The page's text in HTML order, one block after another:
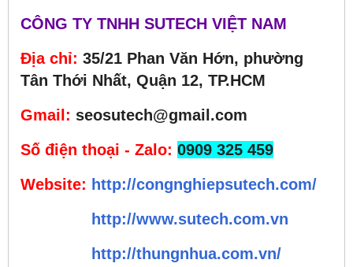
CÔNG TY TNHH SUTECH VIỆT NAM
Địa chỉ: 35/21 Phan Văn Hớn, phường
Tân Thới Nhất, Quận 12, TP.HCM
Gmail: seosutech@gmail.com
Số điện thoại - Zalo: 0909 325 459
Website: http://congnghiepsutech.com/
http://www.sutech.com.vn
http://thungnhua.com.vn/